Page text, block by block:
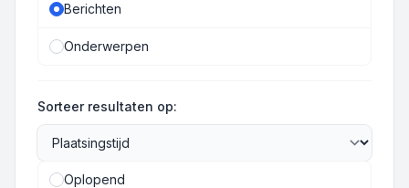
Berichten
Onderwerpen
Sorteer resultaten op:
Oplopend